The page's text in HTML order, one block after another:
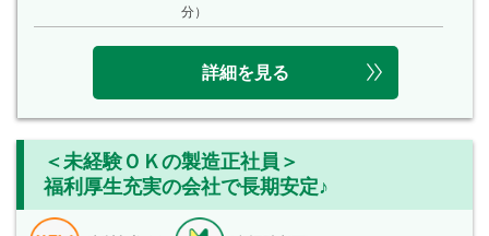
分）
詳細を見る
＜未経験ＯＫの製造正社員＞
福利厚生充実の会社で長期安定♪